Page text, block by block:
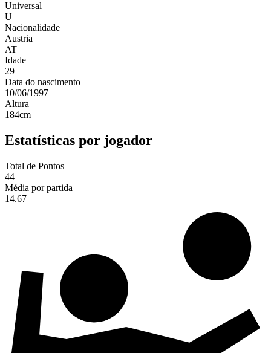
Universal
U
Nacionalidade
Austria
AT
Idade
29
Data do nascimento
10/06/1997
Altura
184cm
Estatísticas por jogador
Total de Pontos
44
Média por partida
14.67